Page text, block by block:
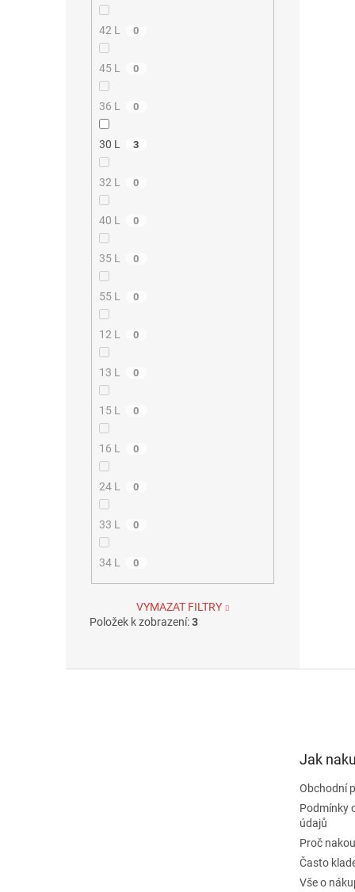
42 L 0
45 L 0
36 L 0
30 L 3
32 L 0
40 L 0
35 L 0
55 L 0
12 L 0
13 L 0
15 L 0
16 L 0
24 L 0
33 L 0
34 L 0
VYMAZAT FILTRY
Položek k zobrazení:3
Jak
Obchodní
Podmínky
údajů
Proč
Často
Vše o